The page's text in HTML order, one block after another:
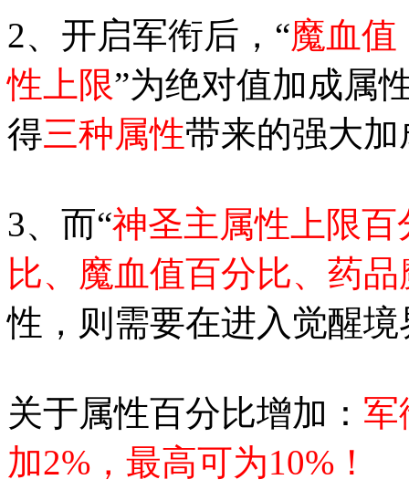
2、开启军衔后，“魔血
性上限”为绝对值加成属
得三种属性带来的强大
3、而“神圣主属性上限
比、魔血值百分比、药
性，则需要在进入觉醒
关于属性百分比增加： 军
加2%，最高可为10%！